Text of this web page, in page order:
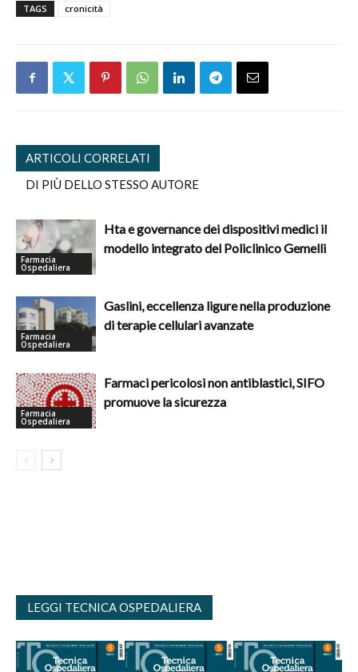
TAGS cronicità
ARTICOLI CORRELATI
DI PIÙ DELLO STESSO AUTORE
Farmacia
Ospedaliera
Hta e governance dei dispositivi medici il
modello integrato del Policlinico Gemelli
Farmacia
Ospedaliera
Gaslini, eccellenza ligure nella produzione
di terapie cellulari avanzate
Farmacia
Ospedaliera
Farmaci pericolosi non antiblastici, SIFO
promuove la sicurezza
LEGGI TECNICA OSPEDALIERA